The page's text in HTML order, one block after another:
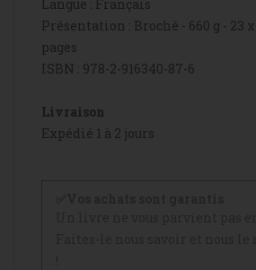
Langue : Français
Présentation : Broché - 660 g - 23 x
pages
ISBN : 978-2-916340-87-6
Livraison
Expédié 1 à 2 jours